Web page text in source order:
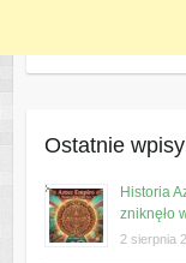
Ostatnie wpisy
Historia
zniknęło
2 sierpnia